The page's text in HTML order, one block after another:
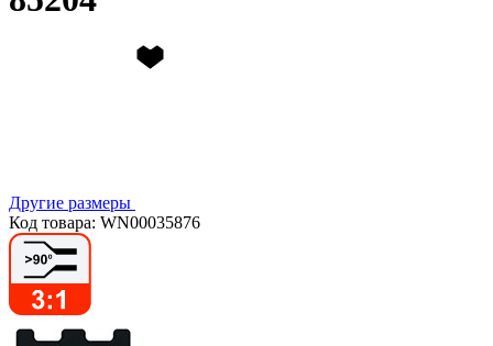
Другие размеры
Код товара: WN00035876